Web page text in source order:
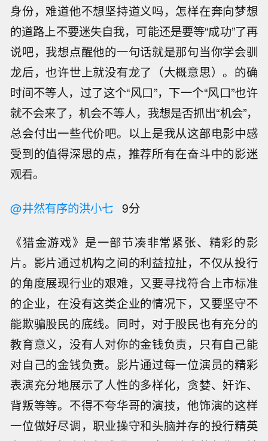
身份，难道他不想坚持道义吗，怎样在奔向梦想
的道路上不要迷失自我，可能还是要等“成功”了再
说吧，我想点醒他的一句话就是那句当你学会驯
龙后，也许世上就没有龙了（大概意思）。的确
时间不等人，过了这个“风口”，下一个“风口”也许
就不会来了，机会不等人，我想是否抓出“机会”，
总会付出一些代价吧。以上是我从这部电影中感
受到的值得深思的点，推荐所有在奋斗中的影迷
观看。
@井然有序的洪小七 9分
《猎金游戏》是一部节凑非常紧张、精彩的影
片。影片通过机构之间的利益拉扯，不仅从投行
的角度展现行业的艰难，又要寻找符合上市标准
的企业，在没有这类企业的情况下，又要坚守不
能欺骗股民的底线。同时，对于股民也有充分的
教育意义，没有人对你的金钱负责，只有自己能
对自己的金钱负责。影片通过每一位演员的精彩
表演充分地展示了人性的多样化，贪婪、奸诈、
背叛等等。不得不夸华哥的演技，他饰演的这样
一位做好尽调，职业操守和头脑并存的投行精英